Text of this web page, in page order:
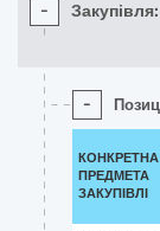
- Закупівля:
-
ПРЕДМЕТА
ЗАКУПІВЛІ